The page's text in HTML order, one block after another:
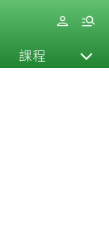
課程 退休